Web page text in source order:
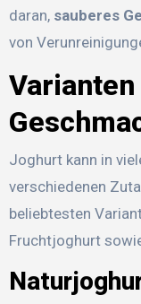
daran, sauberes
von
Varianten
Joghurt kann in
verschiedenen
beliebtesten
Fruchtjoghurt